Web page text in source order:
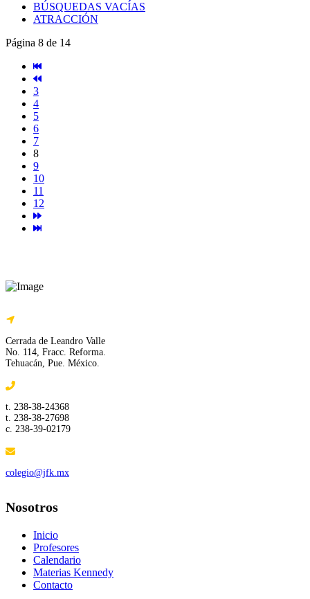
BÚSQUEDAS VACÍAS
ATRACCIÓN
Página 8 de 14
3
4
5
6
7
8
9
10
11
12
Cerrada de Leandro Valle
No. 114, Fracc. Reforma.
Tehuacán, Pue. México.
t. 238-38-24368
t. 238-38-27698
c. 238-39-02179
colegio@jfk.mx
Nosotros
Inicio
Profesores
Calendario
Materias Kennedy
Contacto